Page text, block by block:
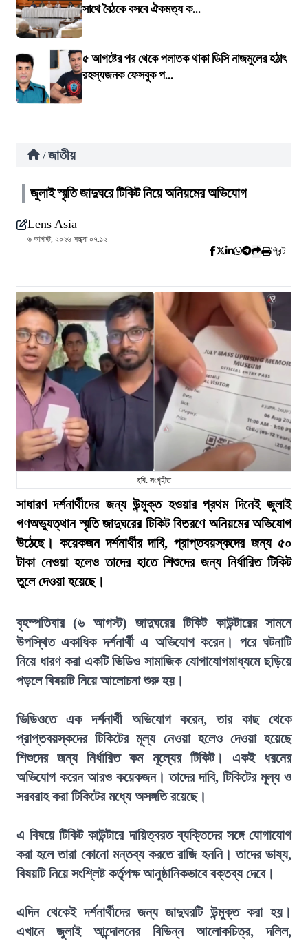
সাথে বৈঠকে বসবে ঐকমত্য ক...
৫ আগষ্টের পর থেকে পলাতক থাকা ডিসি নাজমুলের হঠাৎ
রহস্যজনক ফেসবুক প...
/ জাতীয়
জুলাই স্মৃতি জাদুঘরে টিকিট নিয়ে অনিয়মের অভিযোগ
Lens Asia
৬ আগস্ট, ২০২৬ সন্ধ্যা ০৭:১২
প্রিন্ট
ছবি: সংগৃহীত
সাধারণ দর্শনার্থীদের জন্য উন্মুক্ত হওয়ার প্রথম দিনেই জুলাই
গণঅভ্যুত্থান স্মৃতি জাদুঘরের টিকিট বিতরণে অনিয়মের অভিযোগ
উঠেছে। কয়েকজন দর্শনার্থীর দাবি, প্রাপ্তবয়স্কদের জন্য ৫০
টাকা নেওয়া হলেও তাদের হাতে শিশুদের জন্য নির্ধারিত টিকিট
তুলে দেওয়া হয়েছে।
বৃহস্পতিবার (৬ আগস্ট) জাদুঘরের টিকিট কাউন্টারের সামনে
উপস্থিত একাধিক দর্শনার্থী এ অভিযোগ করেন। পরে ঘটনাটি
নিয়ে ধারণ করা একটি ভিডিও সামাজিক যোগাযোগমাধ্যমে ছড়িয়ে
পড়লে বিষয়টি নিয়ে আলোচনা শুরু হয়।
ভিডিওতে এক দর্শনার্থী অভিযোগ করেন, তার কাছ থেকে
প্রাপ্তবয়স্কদের টিকিটের মূল্য নেওয়া হলেও দেওয়া হয়েছে
শিশুদের জন্য নির্ধারিত কম মূল্যের টিকিট। একই ধরনের
অভিযোগ করেন আরও কয়েকজন। তাদের দাবি, টিকিটের মূল্য ও
সরবরাহ করা টিকিটের মধ্যে অসঙ্গতি রয়েছে।
এ বিষয়ে টিকিট কাউন্টারে দায়িত্বরত ব্যক্তিদের সঙ্গে যোগাযোগ
করা হলে তারা কোনো মন্তব্য করতে রাজি হননি। তাদের ভাষ্য,
বিষয়টি নিয়ে সংশ্লিষ্ট কর্তৃপক্ষ আনুষ্ঠানিকভাবে বক্তব্য দেবে।
এদিন থেকেই দর্শনার্থীদের জন্য জাদুঘরটি উন্মুক্ত করা হয়।
এখানে জুলাই আন্দোলনের বিভিন্ন আলোকচিত্র, দলিল,